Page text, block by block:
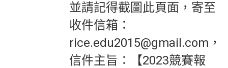
並請記得截圖此頁面，寄至
收件信箱：
rice.edu2015@gmail.com，
信件主旨：【2023競賽報